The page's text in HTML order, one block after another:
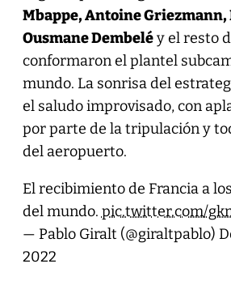
Mbappe, Antoine Griezmann,
Ousmane Dembeléy el resto
conformaron el plantel
mundo. La sonrisa del
el saludo improvisado, con
por parte de la tripulación y
del aeropuerto.
El recibimiento de Francia a
del mundo. pic.twitter.com/
— Pablo Giralt (@giraltpablo)
2022